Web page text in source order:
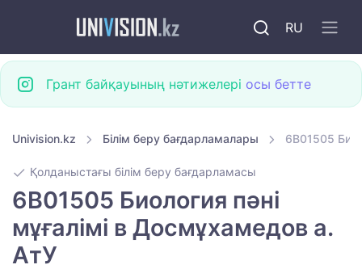
RU
Грант байқауының нәтижелері осы бетте
Univision.kz Білім беру бағдарламалары 6B01505
Қолданыстағы білім беру бағдарламасы
6B01505 Биология пәні
мұғалімі в Досмұхамедов а.
АтУ